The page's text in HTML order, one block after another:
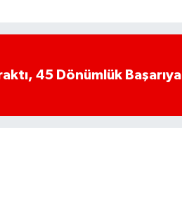
45 Dönümlük Başarıya